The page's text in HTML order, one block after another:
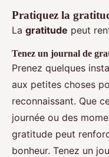
Pratiquez la
La gratitude peut
Tenez un journal de
Prenez quelques
aux petites choses
reconnaissant. Que
journée ou des
gratitude peut
bonheur. Tenez un